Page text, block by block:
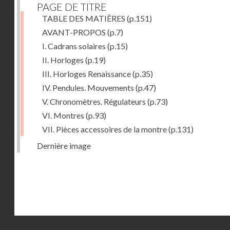
PAGE DE TITRE
TABLE DES MATIÈRES (p.151)
AVANT-PROPOS (p.7)
I. Cadrans solaires (p.15)
II. Horloges (p.19)
III. Horloges Renaissance(p.35)
IV. Pendules. Mouvements (p.47)
V. Chronomètres. Régulateurs (p.73)
VI. Montres (p.93)
VII. Pièces accessoires de la montre(p.131)
Dernière image